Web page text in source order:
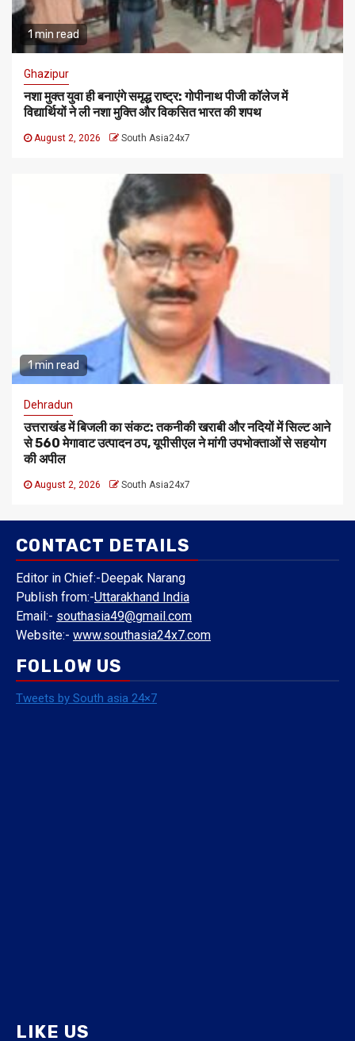
1 min read
Ghazipur
नशा मुक्त युवा ही बनाएंगे समृद्ध राष्ट्र: गोपीनाथ पीजी कॉलेज में
विद्यार्थियों ने ली नशा मुक्ति और विकसित भारत की शपथ
August 2, 2026 South Asia24x7
1 min read
Dehradun
उत्तराखंड में बिजली का संकट: तकनीकी खराबी और नदियों में सिल्ट आने
से 560 मेगावाट उत्पादन ठप, यूपीसीएल ने मांगी उपभोक्ताओं से सहयोग
की अपील
August 2, 2026 South Asia24x7
CONTACT DETAILS
Editor in Chief:-Deepak Narang
Publish from:-Uttarakhand India
Email:- southasia49@gmail.com
Website:- www.southasia24x7.com
FOLLOW US
Tweets by South asia 24×7
LIKE US